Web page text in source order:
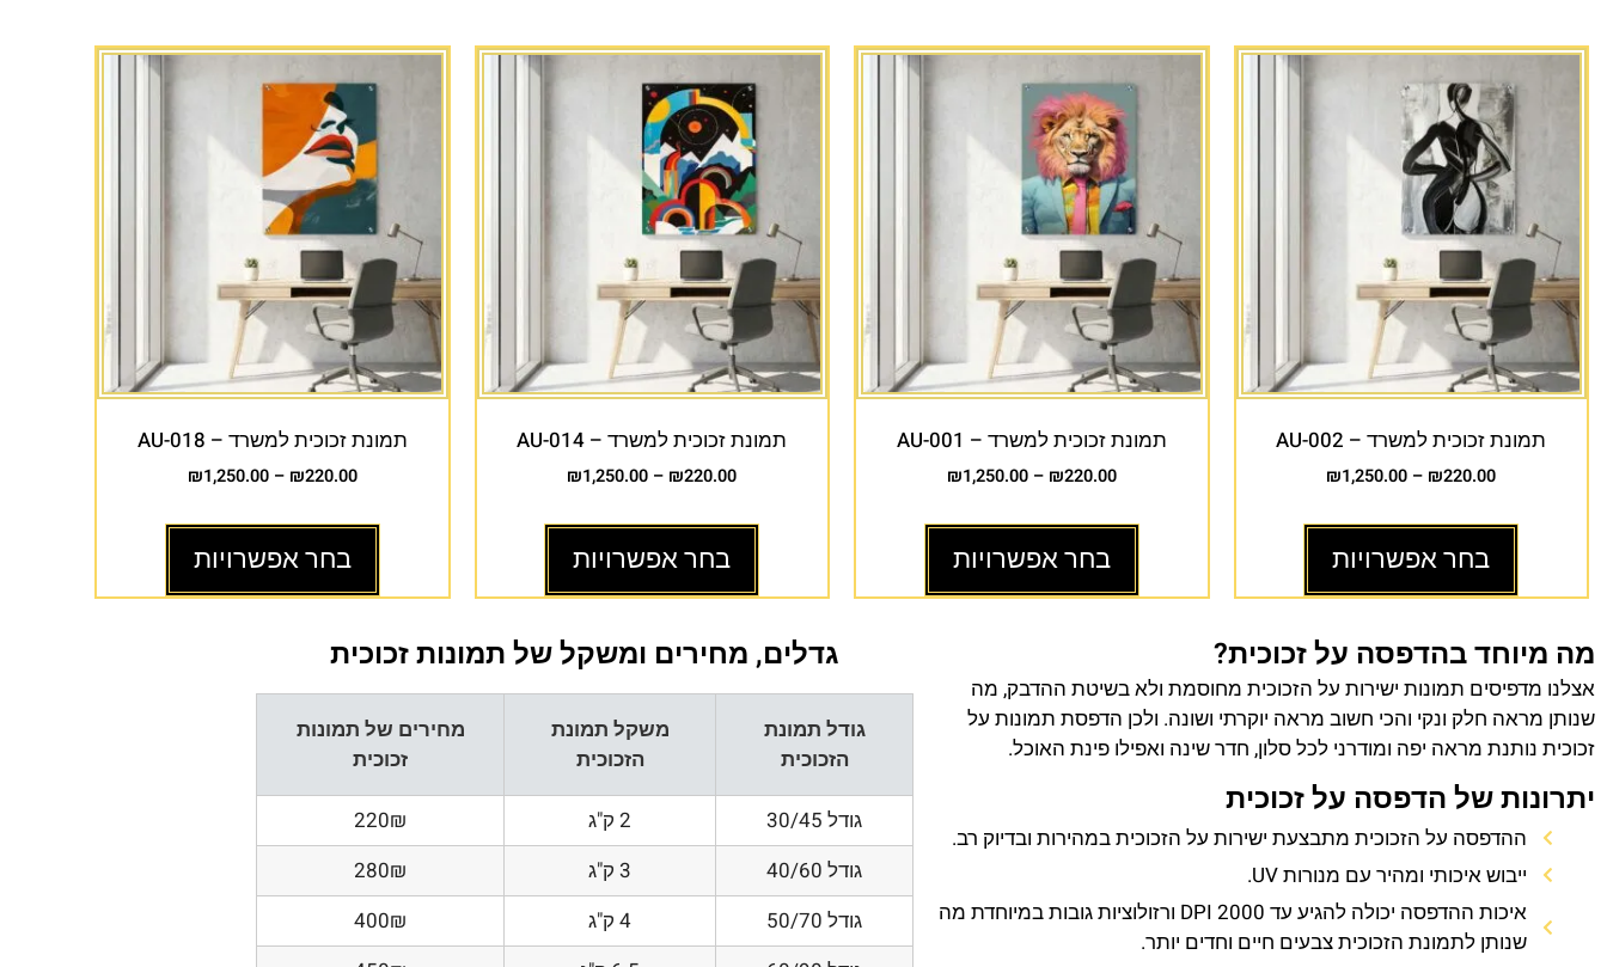
תמונת זכוכית למשרד – AU-002
₪220.00
–
₪1,250.00
בחר אפשרויות
תמונת זכוכית למשרד – AU-001
₪220.00
–
₪1,250.00
בחר אפשרויות
תמונת זכוכית למשרד – AU-014
₪220.00
–
₪1,250.00
בחר אפשרויות
תמונת זכוכית למשרד – AU-018
₪220.00
–
₪1,250.00
בחר אפשרויות
מה מיוחד בהדפסה על זכוכית?
אצלנו מדפיסים תמונות ישירות על הזכוכית מחוסמת ולא בשיטת ההדבק, מה
שנותן מראה חלק ונקי והכי חשוב מראה יוקרתי ושונה. ולכן הדפסת תמונות על
זכוכית נותנת מראה יפה ומודרני לכל סלון, חדר שינה ואפילו פינת האוכל.
יתרונות של הדפסה על זכוכית
ההדפסה על הזכוכית מתבצעת ישירות על הזכוכית במהירות ובדיוק רב.
ייבוש איכותי ומהיר עם מנורות UV.
איכות ההדפסה יכולה להגיע עד 2000 DPI ורזולוציות גובות במיוחדת מה
שנותן לתמונת הזכוכית צבעים חיים וחדים יותר.
גדלים, מחירים ומשקל של תמונות זכוכית
גודל תמונת
הזכוכית
משקל תמונת
הזכוכית
מחירים של תמונות
זכוכית
גודל 30/45 2 ק"ג
220₪
גודל 40/60
3 ק"ג
280₪
גודל 50/70
4 ק"ג
400₪